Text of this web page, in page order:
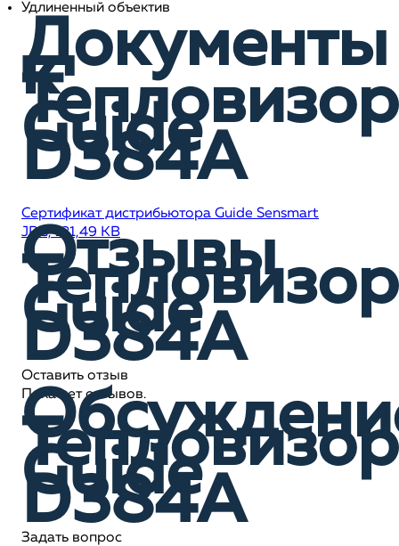
Удлиненный объектив
Документы
к
Тепловизор
Guide
D384A
Сертификат дистрибьютора Guide Sensmart
JPG, 131,49 KB
Отзывы
Тепловизор
Guide
D384A
Оставить отзыв
Пока нет отзывов.
Тепловизор
Guide
D384A
Задать вопрос